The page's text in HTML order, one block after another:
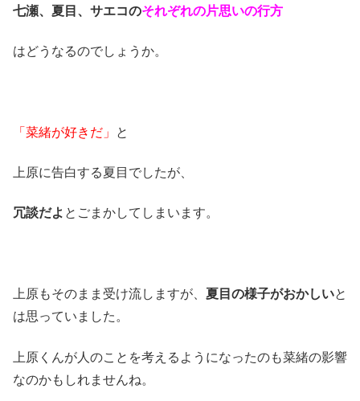
七瀬、夏目、サエコのそれぞれの片思いの行方
はどうなるのでしょうか。
「菜緒が好きだ」 と
上原に告白する夏目でしたが、
冗談だよ とごまかしてしまいます。
上原もそのまま受け流しますが、 夏目の様子がおかしいと
は思っていました。
上原くんが人のことを考えるようになったのも菜緒の影響
なのかもしれませんね。